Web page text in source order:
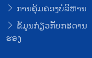
ການຄຸ້ມຄອງບໍລິຫານ
ຂໍ້ມູນກ່ຽວກັບກະດານ
ຮອງ